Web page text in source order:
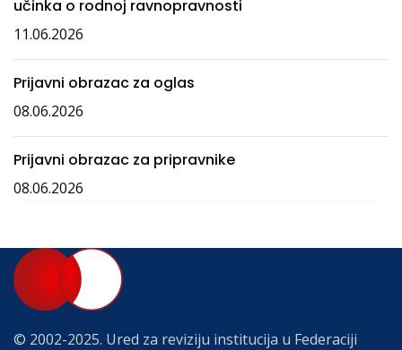
učinka o rodnoj ravnopravnosti
11.06.2026
Prijavni obrazac za oglas
08.06.2026
Prijavni obrazac za pripravnike
08.06.2026
© 2002-2025. Ured za reviziju institucija u Federaciji